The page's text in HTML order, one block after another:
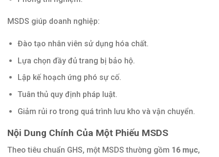
MSDS giúp doanh nghiệp:
Đào tạo nhân viên sử dụng hóa chất.
Lựa chọn đầy đủ trang bị bảo hộ.
Lập kế hoạch ứng phó sự cố.
Tuân thủ quy định pháp luật.
Giảm rủi ro trong quá trình lưu kho và vận chuyển.
Nội Dung Chính Của Một Phiếu MSDS
Theo tiêu chuẩn GHS, một MSDS thường gồm 16 mục,